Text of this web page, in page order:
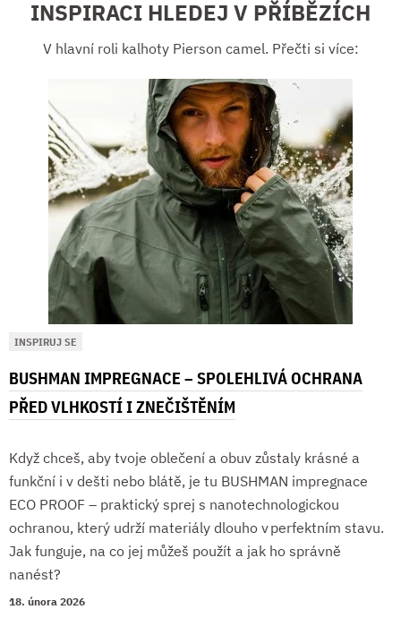
INSPIRACI HLEDEJ V PŘÍBĚZÍCH
V hlavní roli kalhoty Pierson camel. Přečti si více:
INSPIRUJ SE
BUSHMAN IMPREGNACE – SPOLEHLIVÁ OCHRANA
PŘED VLHKOSTÍ I ZNEČIŠTĚNÍM
Když chceš, aby tvoje oblečení a obuv zůstaly krásné a
funkční i v dešti nebo blátě, je tu BUSHMAN impregnace
ECO PROOF – praktický sprej s nanotechnologickou
ochranou, který udrží materiály dlouho v perfektním stavu.
Jak funguje, na co jej můžeš použít a jak ho správně
nanést?
18. února 2026